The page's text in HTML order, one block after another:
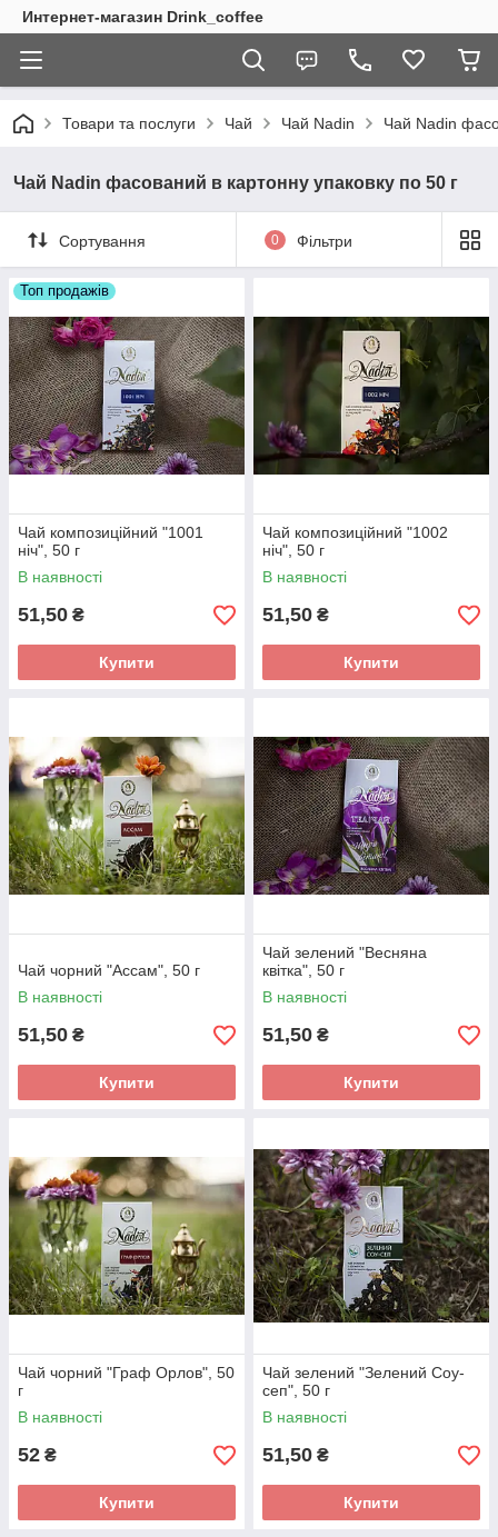
Интернет-магазин Drink_coffee
Товари та послуги Чай Чай Nadin Чай Nadin
Чай Nadin фасований в картонну упаковку по 50 г
Сортування 0 Фільтри
Топ продажів
Чай композиційний "1001
ніч", 50 г
В наявності
51,50 ₴
Купити
Чай композиційний "1002
ніч", 50 г
В наявності
51,50 ₴
Купити
Чай чорний "Ассам", 50 г
В наявності
51,50 ₴
Купити
Чай зелений "Весняна
квітка", 50 г
В наявності
51,50 ₴
Купити
Чай чорний "Граф Орлов", 50
г
В наявності
52 ₴
Купити
Чай зелений "Зелений Соу-
сеп", 50 г
В наявності
51,50 ₴
Купити